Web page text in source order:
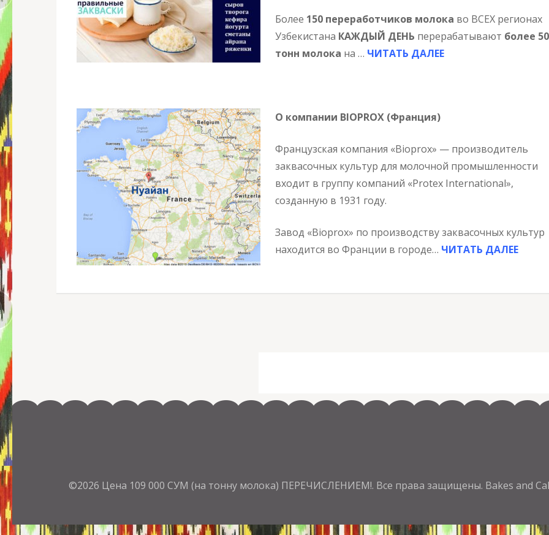
Более 150 переработчиков молока во ВСЕХ регионах
Узбекистана КАЖДЫЙ ДЕНЬ перерабатывают более
тонн молока на … ЧИТАТЬ ДАЛЕЕ
О компании BIOPROX (Франция)
Французская компания «Bioprox» — производитель
заквасочных культур для молочной промышленности
входит в группу компаний «Protex Internаtional»,
созданную в 1931 году.
Завод «Bioprox» по производству заквасочных культур
находится во Франции в городе… ЧИТАТЬ ДАЛЕЕ
©2026 Цена 109 000 СУМ (на тонну молока) ПЕРЕЧИСЛЕНИЕМ!. Все права защищены. Bakes and